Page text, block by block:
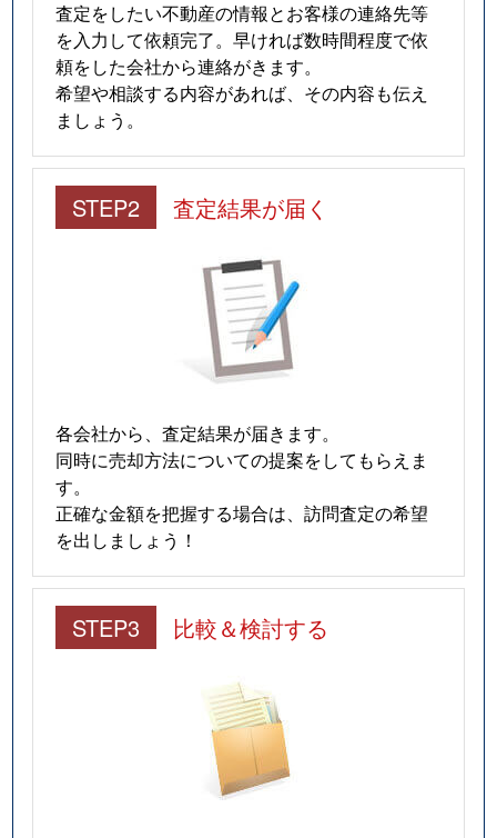
査定をしたい不動産の情報とお客様の連絡先等
を入力して依頼完了。早ければ数時間程度で依
頼をした会社から連絡がきます。
希望や相談する内容があれば、その内容も伝え
ましょう。
STEP2 査定結果が届く
各会社から、査定結果が届きます。
同時に売却方法についての提案をしてもらえま
す。
正確な金額を把握する場合は、訪問査定の希望
を出しましょう！
STEP3 比較＆検討する